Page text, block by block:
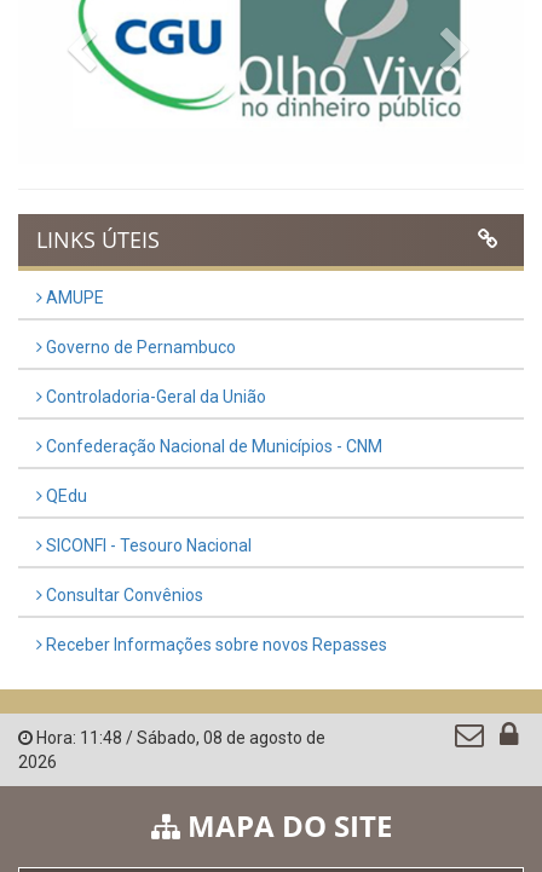
Previous
LINKS ÚTEIS
AMUPE
Governo de Pernambuco
Controladoria-Geral da União
Confederação Nacional de Municípios - CNM
QEdu
SICONFI - Tesouro Nacional
Consultar Convênios
Receber Informações sobre novos Repasses
Hora: 11:48 /Sábado, 08 de agosto de
2026
MAPA DO SITE